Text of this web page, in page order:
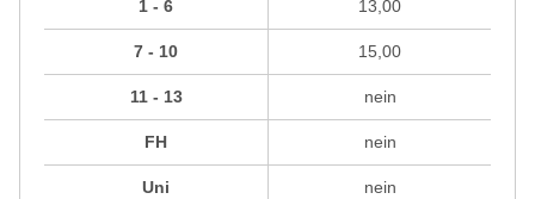
1 - 6
7 - 10
11 - 13
FH
Uni
13,00
15,00
nein
nein
nein